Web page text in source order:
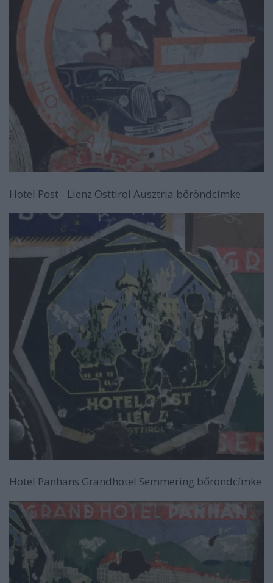
Hotel Post - Lienz Osttirol Ausztria bőröndcímke
Hotel Panhans Grandhotel Semmering bőröndcímke